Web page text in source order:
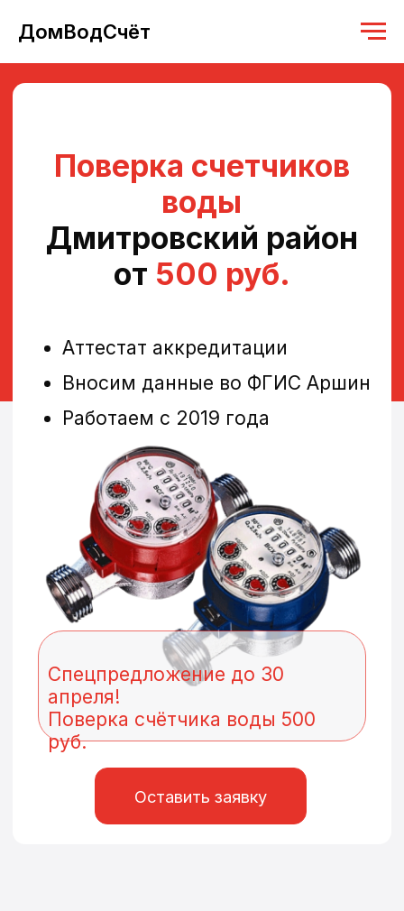
ДомВодСчёт
Оставить заявку
Дмитровский район
500 руб.
Вносим данные во ФГИС Аршин
Аттестат аккредитации
Спецпредложение до 30
Поверка счётчика воды 500